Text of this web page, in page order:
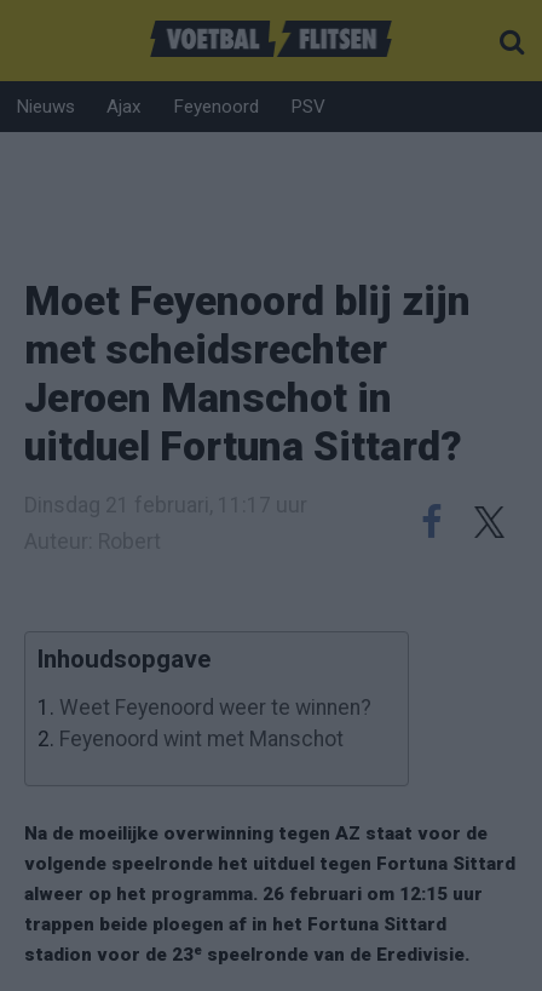
Nieuws Ajax Feyenoord PSV
Moet Feyenoord blij zijn
met scheidsrechter
Jeroen Manschot in
uitduel Fortuna Sittard?
Inhoudsopgave
1. Weet Feyenoord weer te winnen?
2. Feyenoord wint met Manschot
Na de moeilijke overwinning tegen AZ staat voor de
volgende speelronde het uitduel tegen Fortuna Sittard
alweer op het programma. 26 februari om 12:15 uur
trappen beide ploegen af in het Fortuna Sittard
stadion voor de 23e speelronde van de Eredivisie.